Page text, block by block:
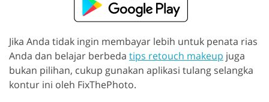
Jika Anda tidak ingin membayar lebih untuk penata rias
Anda dan belajar berbeda tips retouch makeup juga
bukan pilihan, cukup gunakan aplikasi tulang selangka
kontur ini oleh FixThePhoto.